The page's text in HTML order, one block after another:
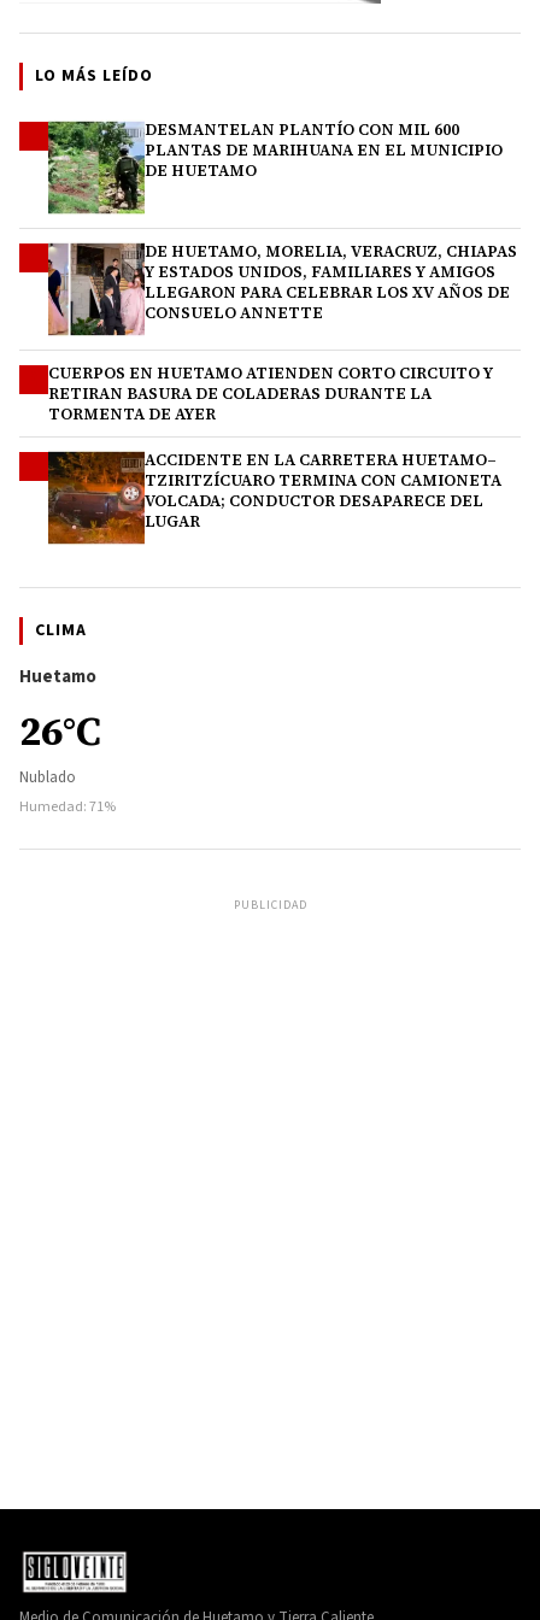
LO MÁS LEÍDO
DESMANTELAN PLANTÍO CON MIL 600
PLANTAS DE MARIHUANA EN EL MUNICIPIO
DE HUETAMO
DE HUETAMO, MORELIA, VERACRUZ, CHIAPAS
Y ESTADOS UNIDOS, FAMILIARES Y AMIGOS
LLEGARON PARA CELEBRAR LOS XV AÑOS DE
CONSUELO ANNETTE
CUERPOS EN HUETAMO ATIENDEN CORTO CIRCUITO Y
RETIRAN BASURA DE COLADERAS DURANTE LA
TORMENTA DE AYER
ACCIDENTE EN LA CARRETERA HUETAMO–
TZIRITZÍCUARO TERMINA CON CAMIONETA
VOLCADA; CONDUCTOR DESAPARECE DEL
LUGAR
CLIMA
Huetamo
26°C
Nublado
Humedad: 71%
PUBLICIDAD